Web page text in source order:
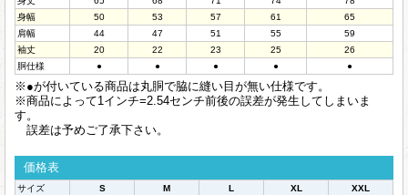
身幅
50 53 57 61
65
肩幅
44 47 51 55
59
袖丈
20 22 23 25
26
胴仕様
● ● ● ● ●
※●が付いている商品は丸胴で脇に縫い目が無い仕様です。
※商品によって1インチ=2.54センチ前後の誤差が発生してしまいま
す。
誤差は予めご了承下さい。
価格表
サイズ S M L XL
XXL